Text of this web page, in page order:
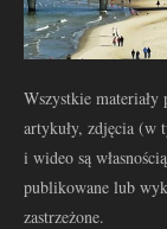
Wszystkie
artykuły, zdjęcia (w
i wideo są
publikowane lub
zastrzeżone.